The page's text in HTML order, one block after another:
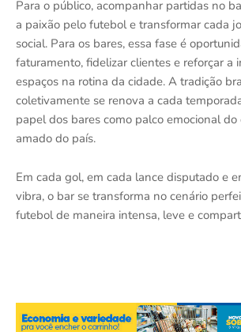
Para o público, acompanhar partidas no
a paixão pelo futebol e transformar cada
social. Para os bares, essa fase é
faturamento, fidelizar clientes e reforçar a
espaços na rotina da cidade. A tradição
coletivamente se renova a cada
papel dos bares como palco emocional do
amado do país.
Em cada gol, em cada lance disputado e
vibra, o bar se transforma no cenário
futebol de maneira intensa, leve e